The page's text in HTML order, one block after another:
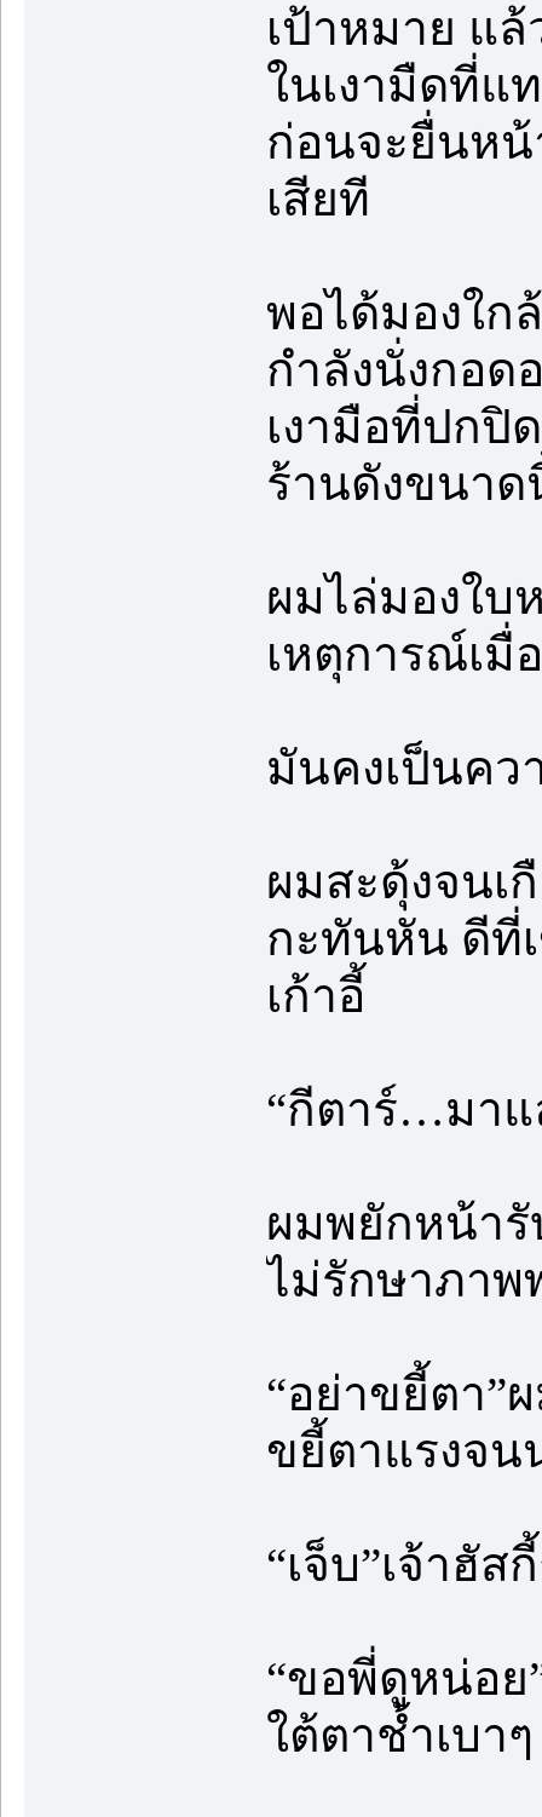
เป้าหมาย แ
ในเงามืดที่แ
ก่อนจะยื่นหน้
เสียที
พอได้มองใก
กำลังนั่งกอด
เงามือที่ปกปิ
ร้านดังขนาด
ผมไล่มองใบ
เหตุการณ์เ
มันคงเป็นค
ผมสะดุ้งจนเ
กะทันหัน ดีที่
เก้าอี้
“กีตาร์…มาแ
ผมพยักหน้ารั
ไม่รักษาภาพ
“อย่าขยี้ตา”
ขยี้ตาแรงจน
“เจ็บ”เจ้าฮั
“ขอพี่ดูหน่อย
ใต้ตาช้ำเบาๆ